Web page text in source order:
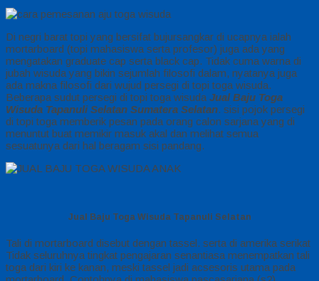
Di negri barat topi yang bersifat bujursangkar di ucapnya ialah
mortarboard (topi mahasiswa serta profesor) juga ada yang
mengatakan graduate cap serta black cap. Tidak cuma warna di
jubah wisuda yang bikin sejumlah filosofi dalam, nyatanya juga
ada makna filosofi dari wujud persegi di topi toga wisuda.
Beberapa sudut persegi di topi toga wisuda Jual Baju Toga
Wisuda Tapanuli Selatan Sumatera Selatan. sisi pojok persegi
di topi toga memberik pesan pada orang calon sarjana yang di
menuntut buat memikir masuk akal dan melihat semua
sesuatunya dari hal beragam sisi pandang.
Jual Baju Toga Wisuda Tapanuli Selatan
Tali di mortarboard disebut dengan tassel. serta di amerika serikat
Tidak seluruhnya tingkat pengajaran senantiasa menempatkan tali
toga dari kiri ke kanan, meski tassel jadi acsesoris utama pada